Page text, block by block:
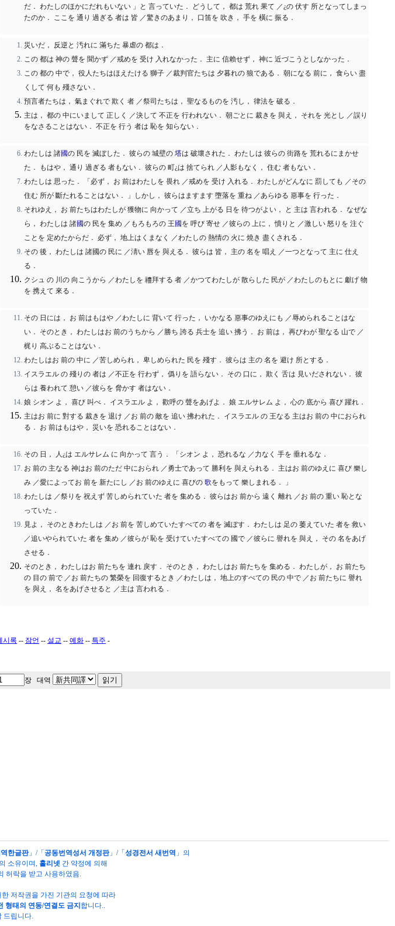
だ． わたしのほかにだれもいない 」と 言っていた． どうして， 都は 荒れ 果て ／¿の 伏す 所となってしまっ
たのか． ここを 通り 過ぎる 者は 皆 ／驚きのあまり， 口笛を 吹き， 手を 橫に 振る．
災いだ， 反逆と 汚れに 滿ちた 暴虐の 都は．
この 都は 神の 聲を 聞かず ／戒めを 受け 入れなかった． 主に 信賴せず， 神に 近づこうとしなかった．
この 都の 中で， 役人たちはほえたける 獅子 ／裁判官たちは 夕暮れの 狼である． 朝になる 前に， 食らい 盡
くして 何も 殘さない．
預言者たちは， 氣まぐれで 欺く 者 ／祭司たちは， 聖なるものを 汚し， 律法を 破る．
主は， 都の 中にいまして 正しく ／決して 不正を 行われない． 朝ごとに 裁きを 與え， それを 光とし ／誤り
をなさることはない． 不正を 行う 者は 恥を 知らない．
わたしは 諸國の 民を 滅ぼした． 彼らの 城壁の 塔は 破壞された． わたしは 彼らの 街路を 荒れるにまかせ
た． もはや， 通り 過ぎる 者もない． 彼らの 町¿は 捨てられ ／人影もなく， 住む 者もない．
わたしは 思った． 「必ず， お 前はわたしを 畏れ ／戒めを 受け 入れる． わたしがどんなに 罰しても ／その
住む 所が 斷たれることはない． 」しかし， 彼らはますます 墮落を 重ね ／あらゆる 惡事を 行った．
それゆえ， お 前たちはわたしが 獲物に 向かって ／立ち 上がる 日を 待つがよい， と 主は 言われる． なぜな
ら， わたしは 諸國の 民を 集め ／もろもろの 王 國 を 呼び 寄せ ／彼らの 上に， 憤りと ／激しい 怒りを 注ぐ
ことを 定めたからだ． 必ず， 地上はくまなく ／わたしの 熱情の 火に 燒き 盡くされる．
その 後， わたしは 諸國の 民に ／淸い 唇を 與える． 彼らは 皆， 主の 名を 唱え ／一つとなって 主に 仕え
る．
クシュ の 川の 向こうから ／わたしを 禮拜する 者 ／かつてわたしが 散らした 民が ／わたしのもとに 獻げ 物
を 携えて 來る．
その 日には， お 前はもはや ／わたしに 背いて 行った， いかなる 惡事のゆえにも ／辱められることはな
い． そのとき， わたしはお 前のうちから ／勝ち 誇る 兵士を 追い 拂う． お 前は， 再びわが 聖なる 山で ／
梶り 高ぶることはない．
わたしはお 前の 中に ／苦しめられ， 卑しめられた 民を 殘す． 彼らは 主の 名を 避け 所とする．
イスラエル の 殘りの 者は ／不正を 行わず， 僞りを 語らない． その 口に， 欺く 舌は 見いだされない． 彼
らは 養われて 憩い ／彼らを 脅かす 者はない．
娘 シオン よ， 喜び 叫べ． イスラエル よ， 歡呼の 聲をあげよ． 娘 エルサレム よ， 心の 底から 喜び 躍れ．
主はお 前に 對する 裁きを 退け ／お 前の 敵を 追い 拂われた． イスラエル の 王なる 主はお 前の 中におられ
る． お 前はもはや， 災いを 恐れることはない．
その 日， 人¿は エルサレム に 向かって 言う． 「シオン よ， 恐れるな ／力なく 手を 垂れるな．
お 前の 主なる 神はお 前のただ 中におられ ／勇士であって 勝利を 與えられる． 主はお 前のゆえに 喜び 樂し
み ／愛によってお 前を 新たにし ／お 前のゆえに 喜びの 歌をもって 樂しまれる． 」
わたしは ／祭りを 祝えず 苦しめられていた 者を 集める． 彼らはお 前から 遠く 離れ ／お 前の 重い 恥とな
っていた．
見よ， そのときわたしは ／お 前を 苦しめていたすべての 者を 滅ぼす． わたしは 足の 萎えていた 者を 救い
／追いやられていた 者を 集め ／彼らが 恥を 受けていたすべての 國で ／彼らに 譽れを 與え， その 名をあげ
させる．
そのとき， わたしはお 前たちを 連れ 戾す． そのとき， わたしはお 前たちを 集める． わたしが， お 前たち
の 目の 前で ／お 前たちの 繁榮を 回復するとき ／わたしは， 地上のすべての 民の 中で ／お 前たちに 譽れ
を 與え， 名をあげさせると ／主は 言われる．
시록 -- 잠언 -- 설교 -- 예화 -- 특주 -
장 대역
한글판」/「 공동번역성서 개정판」/「 성경전서 새번역 」의
의 소유이며, 홀리넷 간 약정에 의해
허락을 받고 사용하였음.
저작권을 가진 기관의 요청에 따라
형태의 연동/연결도 금지 합니다..
드립니다.